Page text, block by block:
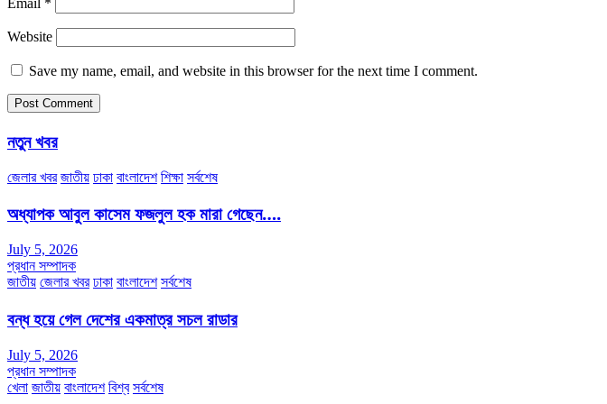
Email *
Website
Save my name, email, and website in this browser for the next time I comment.
নতুন খবর
জেলার খবর জাতীয় ঢাকা বাংলাদেশ শিক্ষা সর্বশেষ
অধ্যাপক আবুল কাসেম ফজলুল হক মারা গেছেন….
July 5, 2026
প্রধান সম্পাদক
জাতীয় জেলার খবর ঢাকা বাংলাদেশ সর্বশেষ
বন্ধ হয়ে গেল দেশের একমাত্র সচল রাডার
July 5, 2026
প্রধান সম্পাদক
খেলা জাতীয় বাংলাদেশ বিশ্ব সর্বশেষ